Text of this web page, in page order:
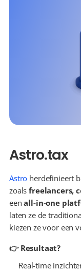
Astro.tax
Astro herdefinieert
zoals freelancers,
een all-in-one
laten ze de
kiezen ze voor een
👉 Resultaat?
Real-time